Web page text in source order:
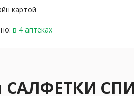
картой
в 4 аптеках
САЛФЕТКИ